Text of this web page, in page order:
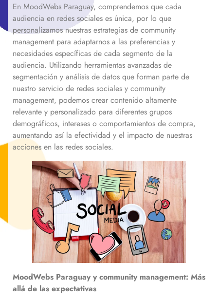
En MoodWebs Paraguay, comprendemos que cada
audiencia en redes sociales es única, por lo que
personalizamos nuestras estrategias de community
management para adaptarnos a las preferencias y
necesidades específicas de cada segmento de la
audiencia. Utilizando herramientas avanzadas de
segmentación y análisis de datos que forman parte de
nuestro servicio de redes sociales y community
management, podemos crear contenido altamente
relevante y personalizado para diferentes grupos
demográficos, intereses o comportamientos de compra,
aumentando así la efectividad y el impacto de nuestras
acciones en las redes sociales.
MoodWebs Paraguay y community management: Más
allá de las expectativas